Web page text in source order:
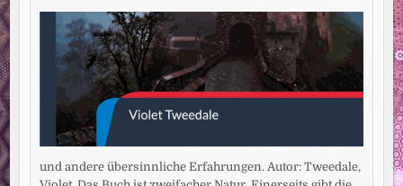
und andere übersinnliche Erfahrungen. Autor: Tweedale,